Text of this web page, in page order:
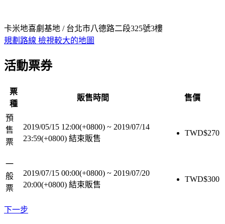
卡米地喜劇基地 / 台北市八德路二段325號3樓
規劃路線 檢視較大的地圖
活動票券
票
種
販售時間 售價
預
售
票
2019/05/15 12:00(+0800) ~ 2019/07/14
23:59(+0800) 結束販售
TWD$270
一
般
票
2019/07/15 00:00(+0800) ~ 2019/07/20
20:00(+0800) 結束販售
TWD$300
下一步